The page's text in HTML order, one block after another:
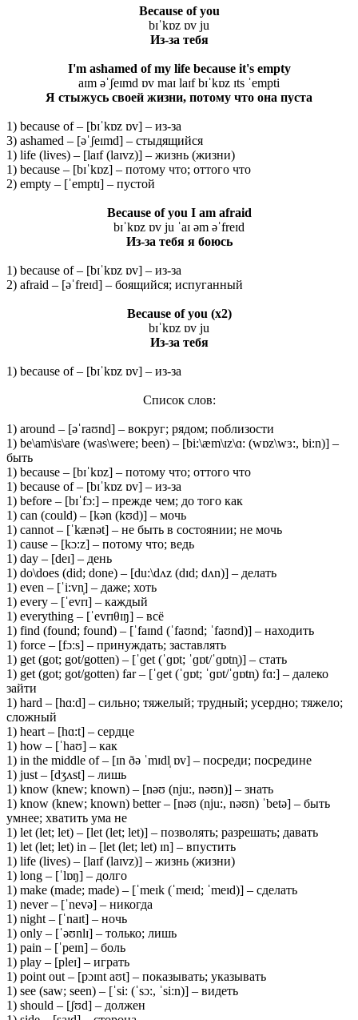
Because of you
bɪˈkɒz ɒv ju
Из-за тебя
I'm ashamed of my life because it's empty
aɪm əˈʃeɪmd ɒv maɪ laɪf bɪˈkɒz ɪts ˈempti
Я стыжусь своей жизни, потому что она пуста
1) because of – [bɪˈkɒz ɒv] – из-за
3) ashamed – [əˈʃeɪmd] – стыдящийся
1) life (lives) – [laɪf (laɪvz)] – жизнь (жизни)
1) because – [bɪˈkɒz] – потому что; оттого что
2) empty – [ˈemptɪ] – пустой
Because of you I am afraid
bɪˈkɒz ɒv ju ˈaɪ əm əˈfreɪd
Из-за тебя я боюсь
1) because of – [bɪˈkɒz ɒv] – из-за
2) afraid – [əˈfreɪd] – боящийся; испуганный
Because of you (x2)
bɪˈkɒz ɒv ju
Из-за тебя
1) because of – [bɪˈkɒz ɒv] – из-за
Список слов:
1) around – [əˈraʊnd] – вокруг; рядом; поблизости
1) be\am\is\are (was\were; been) – [bi:\æm\ɪz\ɑ: (wɒz\wɜ:, bi:n)] –
быть
1) because – [bɪˈkɒz] – потому что; оттого что
1) because of – [bɪˈkɒz ɒv] – из-за
1) before – [bɪˈfɔ:] – прежде чем; до того как
1) can (could) – [kən (kʊd)] – мочь
1) cannot – [ˈkænət] – не быть в состоянии; не мочь
1) cause – [kɔ:z] – потому что; ведь
1) day – [deɪ] – день
1) do\does (did; done) – [du:\dʌz (dɪd; dʌn)] – делать
1) even – [ˈi:vn̩] – даже; хоть
1) every – [ˈevrɪ] – каждый
1) everything – [ˈevrɪθɪŋ] – всё
1) find (found; found) – [ˈfaɪnd (ˈfaʊnd; ˈfaʊnd)] – находить
1) force – [fɔ:s] – принуждать; заставлять
1) get (got; got/gotten) – [ˈɡet (ˈɡɒt; ˈɡɒt/ˈɡɒtn̩)] – стать
1) get (got; got/gotten) far – [ˈɡet (ˈɡɒt; ˈɡɒt/ˈɡɒtn̩) fɑ:] – далеко
зайти
1) hard – [hɑ:d] – сильно; тяжелый; трудный; усердно; тяжело;
сложный
1) heart – [hɑ:t] – сердце
1) how – [ˈhaʊ] – как
1) in the middle of – [ɪn ðə ˈmɪdl̩ ɒv] – посреди; посредине
1) just – [dʒʌst] – лишь
1) know (knew; known) – [nəʊ (nju:, nəʊn)] – знать
1) know (knew; known) better – [nəʊ (nju:, nəʊn) ˈbetə] – быть
умнее; хватить ума не
1) let (let; let) – [let (let; let)] – позволять; разрешать; давать
1) let (let; let) in – [let (let; let) ɪn] – впустить
1) life (lives) – [laɪf (laɪvz)] – жизнь (жизни)
1) long – [ˈlɒŋ] – долго
1) make (made; made) – [ˈmeɪk (ˈmeɪd; ˈmeɪd)] – сделать
1) never – [ˈnevə] – никогда
1) night – [ˈnaɪt] – ночь
1) only – [ˈəʊnlɪ] – только; лишь
1) pain – [ˈpeɪn] – боль
1) play – [pleɪ] – играть
1) point out – [pɔɪnt aʊt] – показывать; указывать
1) see (saw; seen) – [ˈsi: (ˈsɔ:, ˈsi:n)] – видеть
1) should – [ʃʊd] – должен